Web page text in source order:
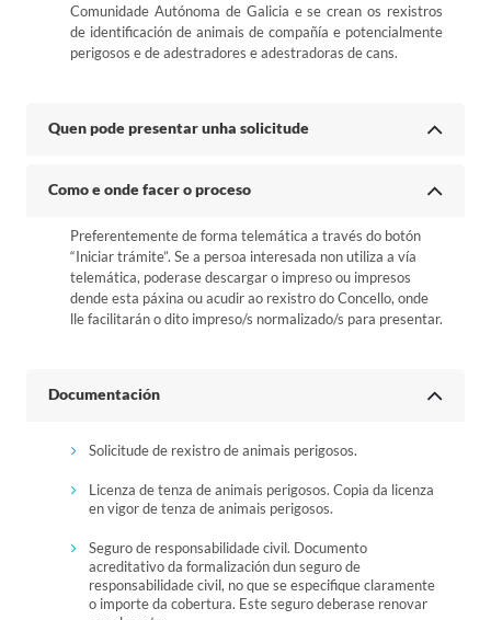
Comunidade Autónoma de Galicia e se crean os rexistros
de identificación de animais de compañía e potencialmente
perigosos e de adestradores e adestradoras de cans.
Quen pode presentar unha solicitude
Como e onde facer o proceso
Preferentemente de forma telemática a través do botón
“Iniciar trámite”. Se a persoa interesada non utiliza a vía
telemática, poderase descargar o impreso ou impresos
dende esta páxina ou acudir ao rexistro do Concello, onde
lle facilitarán o dito impreso/s normalizado/s para presentar.
Documentación
Solicitude de rexistro de animais perigosos.
Licenza de tenza de animais perigosos. Copia da licenza
en vigor de tenza de animais perigosos.
Seguro de responsabilidade civil. Documento
acreditativo da formalización dun seguro de
responsabilidade civil, no que se especifique claramente
o importe da cobertura. Este seguro deberase renovar